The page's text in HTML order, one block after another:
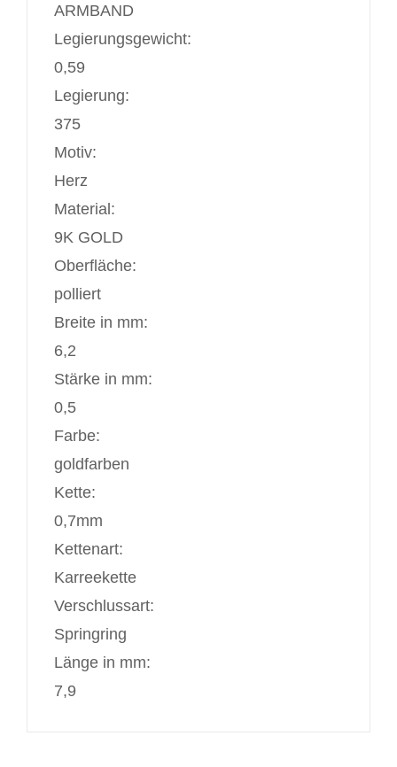
ARMBAND
Legierungsgewicht:
0,59
Legierung:
375
Motiv:
Herz
Material:
9K GOLD
Oberfläche:
polliert
Breite in mm:
6,2
Stärke in mm:
0,5
Farbe:
goldfarben
Kette:
0,7mm
Kettenart:
Karreekette
Verschlussart:
Springring
Länge in mm:
7,9